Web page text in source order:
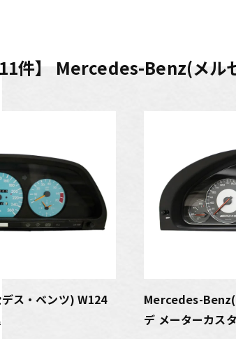
11件】 Mercedes-Benz(メル
ス・ベンツ) W124
Mercedes-Benz(
デ メーターカス